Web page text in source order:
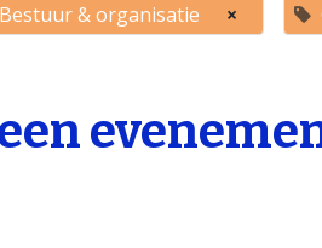
Bestuur & organisatie ×